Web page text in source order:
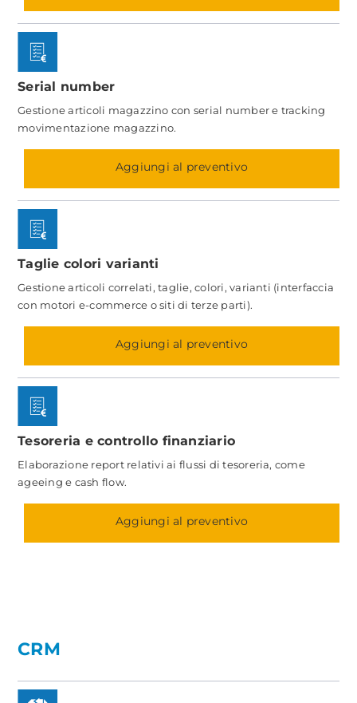
Serial number
Gestione articoli magazzino con serial number e tracking
movimentazione magazzino.
Aggiungi al preventivo
Taglie colori varianti
Gestione articoli correlati, taglie, colori, varianti (interfaccia
con motori e-commerce o siti di terze parti).
Aggiungi al preventivo
Tesoreria e controllo finanziario
Elaborazione report relativi ai flussi di tesoreria, come
ageeing e cash flow.
Aggiungi al preventivo
CRM